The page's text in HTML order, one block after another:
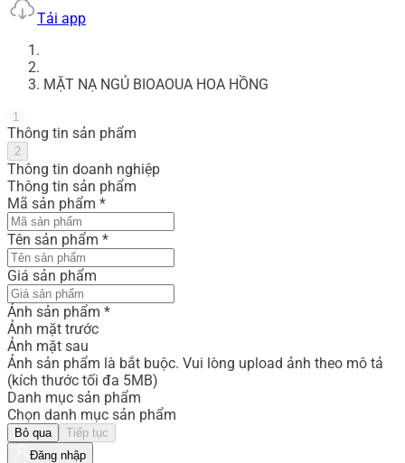
Tải app
MẶT NẠ NGỦ BIOAOUA HOA HỒNG
1
Thông tin sản phẩm
2
Thông tin doanh nghiệp
Thông tin sản phẩm
Mã sản phẩm *
Tên sản phẩm *
Giá sản phẩm
Ảnh sản phẩm *
Ảnh mặt trước
Ảnh mặt sau
Ảnh sản phẩm là bắt buộc. Vui lòng upload ảnh theo mô tả
(kích thước tối đa 5MB)
Danh mục sản phẩm
Chọn danh mục sản phẩm
Bỏ qua
Tiếp tục
Đăng nhập